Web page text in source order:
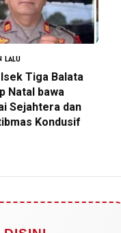
LALU
Tiga Balata
Natal bawa
Sejahtera dan
Kondusif